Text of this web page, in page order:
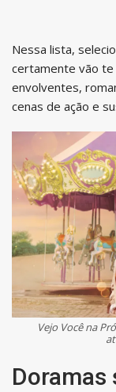
Nessa lista,
certamente vão te
envolventes,
cenas de ação e
Vejo Você na
Doramas